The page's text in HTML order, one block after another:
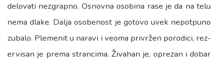
delovati nezgrapno. Osnovna osobina rase je da na telu
nema dlake. Dalja osobenost je gotovo uvek nepotpuno
zubalo. Plemenit u naravi i veoma privržen porodici, rez-
ervisan je prema strancima. Živahan je, oprezan i dobar